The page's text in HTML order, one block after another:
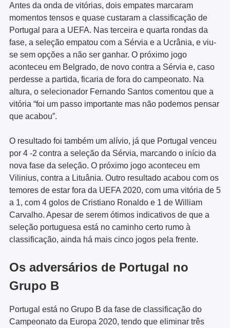
Antes da onda de vitórias, dois empates marcaram
momentos tensos e quase custaram a classificação de
Portugal para a UEFA. Nas terceira e quarta rondas da
fase, a seleção empatou com a Sérvia e a Ucrânia, e viu-
se sem opções a não ser ganhar. O próximo jogo
aconteceu em Belgrado, de novo contra a Sérvia e, caso
perdesse a partida, ficaria de fora do campeonato. Na
altura, o selecionador Fernando Santos comentou que a
vitória “foi um passo importante mas não podemos pensar
que acabou”.
O resultado foi também um alívio, já que Portugal venceu
por 4 -2 contra a seleção da Sérvia, marcando o início da
nova fase da seleção. O próximo jogo aconteceu em
Vilinius, contra a Lituânia. Outro resultado acabou com os
temores de estar fora da UEFA 2020, com uma vitória de 5
a 1, com 4 golos de Cristiano Ronaldo e 1 de William
Carvalho. Apesar de serem ótimos indicativos de que a
seleção portuguesa está no caminho certo rumo à
classificação, ainda há mais cinco jogos pela frente.
Os adversários de Portugal no
Grupo B
Portugal está no Grupo B da fase de classificação do
Campeonato da Europa 2020, tendo que eliminar três